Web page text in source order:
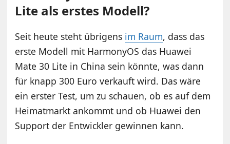
Lite als erstes Modell?
Seit heute steht übrigens im Raum, dass das
erste Modell mit HarmonyOS das Huawei
Mate 30 Lite in China sein könnte, was dann
für knapp 300 Euro verkauft wird. Das wäre
ein erster Test, um zu schauen, ob es auf dem
Heimatmarkt ankommt und ob Huawei den
Support der Entwickler gewinnen kann.